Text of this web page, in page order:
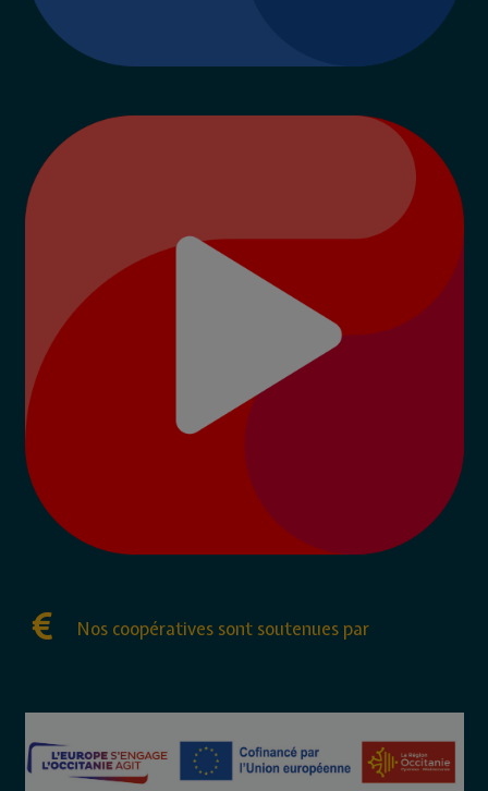
Nos coopératives sont soutenues par